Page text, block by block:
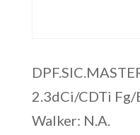
2.3dCi/CDTi
Walker: N.A.